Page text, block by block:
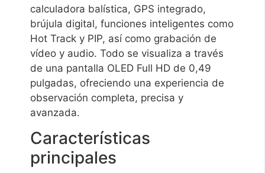
calculadora balística, GPS integrado,
brújula digital, funciones inteligentes como
Hot Track y PIP, así como grabación de
vídeo y audio. Todo se visualiza a través
de una pantalla OLED Full HD de 0,49
pulgadas, ofreciendo una experiencia de
observación completa, precisa y
avanzada.
Características
principales